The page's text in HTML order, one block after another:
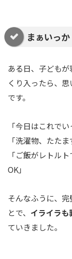
まぁいっ
ある日、子ども
くり入ったら、
です。
「今日はこれでい
「洗濯物、たた
「ご飯がレトル
OK」
そんなふうに、
とで、 イライラ
ていきました。